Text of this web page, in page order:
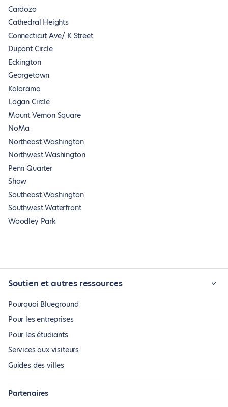
Cardozo
Cathedral Heights
Connecticut Ave/ K Street
Dupont Circle
Eckington
Georgetown
Kalorama
Logan Circle
Mount Vernon Square
NoMa
Northeast Washington
Northwest Washington
Penn Quarter
Shaw
Southeast Washington
Southwest Waterfront
Woodley Park
Soutien et autres ressources
Pourquoi Blueground
Pour les entreprises
Pour les étudiants
Services aux visiteurs
Guides des villes
Partenaires